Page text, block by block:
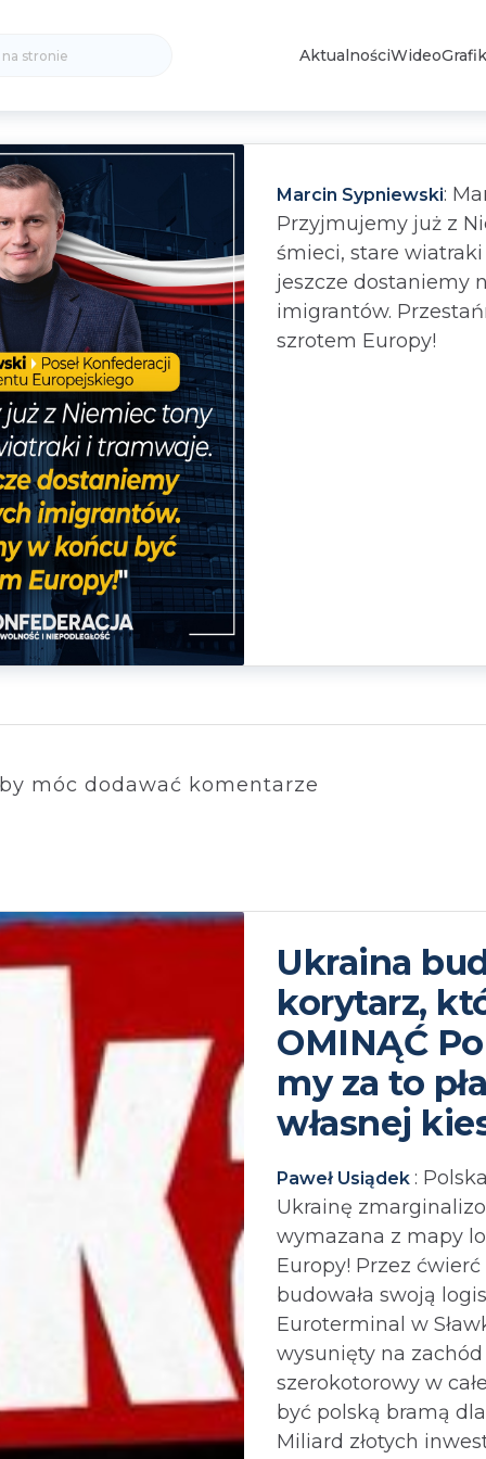
for:
AktualnościWideo
Marcin Sypniewski:
Przyjmujemy już z
śmieci, stare
jeszcze dostaniemy
imigrantów.
szrotem Europy!
móc dodawać komentarze
Ukraina
korytarz,
OMINĄĆ
my za to
własnej
Paweł Usiądek :
Ukrainę
wymazana z mapy
Europy! Przez
budowała swoją
Euroterminal w
wysunięty na
szerokotorowy w
być polską bramą
Miliard złotych